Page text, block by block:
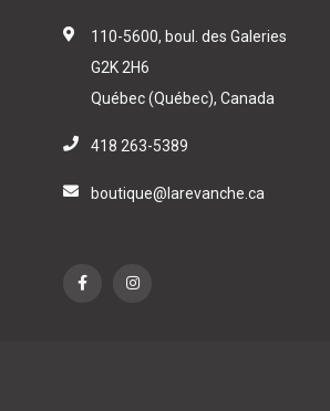
110-5600, boul. des Galeries
G2K 2H6
Québec (Québec), Canada
418 263-5389
boutique@larevanche.ca